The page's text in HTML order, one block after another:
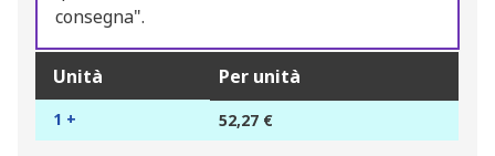
consegna".
Unità Per unità
1 + 52,27 €